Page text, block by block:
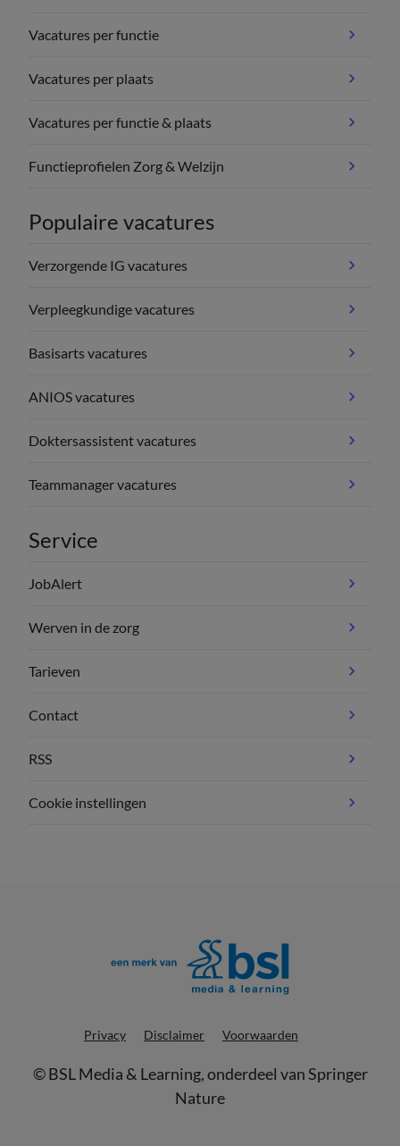
Vacatures per functie
Vacatures per plaats
Vacatures per functie & plaats
Functieprofielen Zorg & Welzijn
Populaire vacatures
Verzorgende IG vacatures
Verpleegkundige vacatures
Basisarts vacatures
ANIOS vacatures
Doktersassistent vacatures
Teammanager vacatures
Service
JobAlert
Werven in de zorg
Tarieven
Contact
RSS
Cookie instellingen
Privacy Disclaimer Voorwaarden
©BSL Media & Learning, onderdeel vanSpringer
Nature